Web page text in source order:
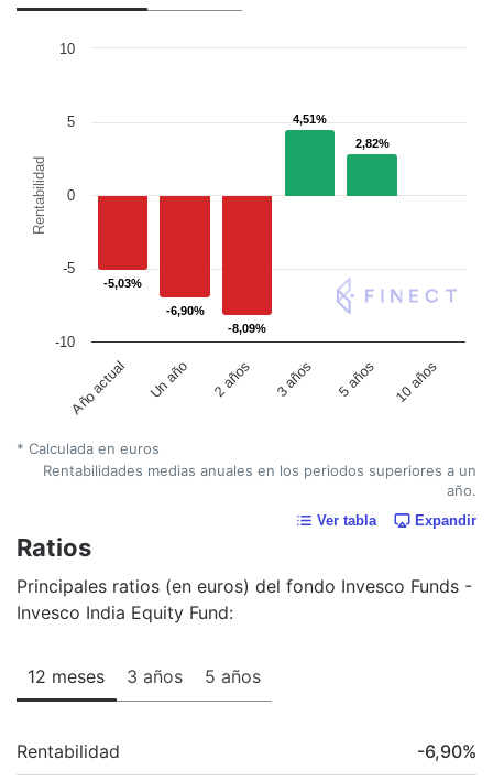
Rentabilidad
-5,03%
-5,03%
-6,90%
-6,90%
-8,09%
-8,09%
4,51%
4,51%
2,82%
2,82%
Año actual Un año 2 años 3 años 5 años 10 años
-10
0
-5
5
10
* Calculada en euros
Rentabilidades medias anuales en los periodos superiores a un
año.
Ver tabla Expandir
Ratios
Principales ratios (en euros) del fondo Invesco Funds -
Invesco India Equity Fund:
12 meses 3 años 5 años
Rentabilidad -6,90%